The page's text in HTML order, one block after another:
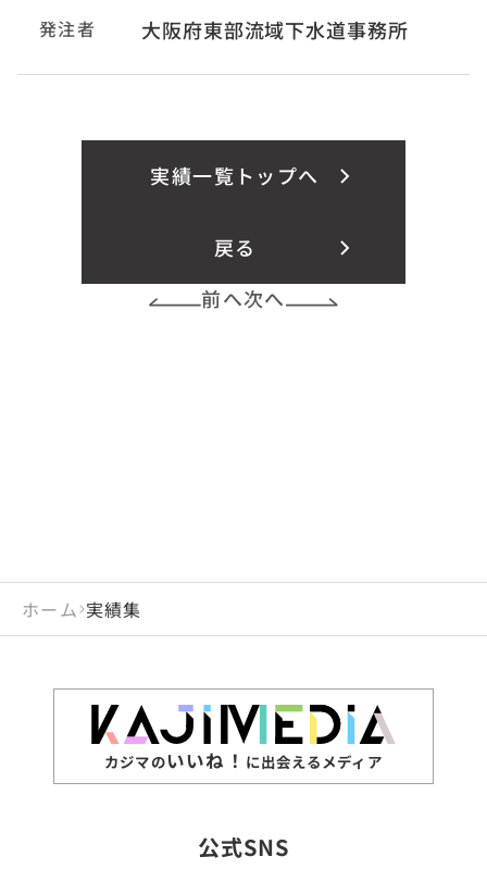
発注者 大阪府東部流域下水道事務所
実績一覧トップへ
戻る
前へ次へ
ホーム 実績集
カジマのいいね！ に出会えるメディア
公式SNS